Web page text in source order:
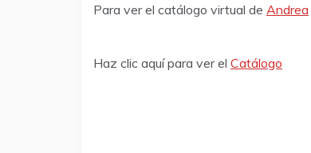
Para ver el catálogo virtual de Andrea
Haz clic aquí para ver el Catálogo